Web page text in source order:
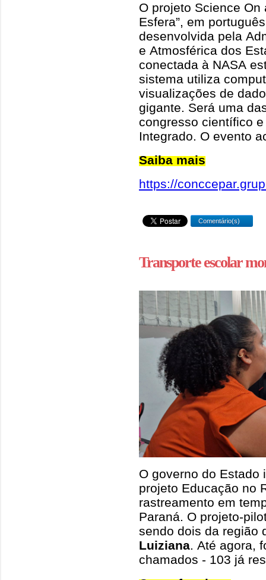
O projeto Science
Esfera”, em
desenvolvida pela
e Atmosférica dos
conectada à NASA
sistema utiliza
visualizações de
gigante. Será uma
congresso científico
Integrado. O evento
Saiba mais
https://
Comentário(s)
Transporte escolar
O governo do Estado
projeto Educação no
rastreamento em
Paraná. O projeto-
sendo dois da região
Luiziana. Até agora,
chamados - 103 já